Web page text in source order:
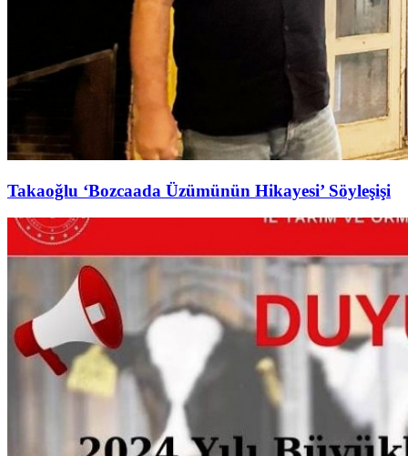
Takaoğlu ‘Bozcaada Üzümünün Hikayesi’ Söyleşişi